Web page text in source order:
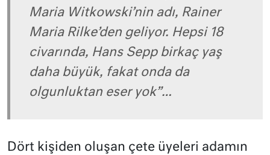
Maria Witkowski’nin adı, Rainer
Maria Rilke’den geliyor. Hepsi 18
civarında, Hans Sepp birkaç yaş
daha büyük, fakat onda da
olgunluktan eser yok”…
Dört kişiden oluşan çete üyeleri adamın